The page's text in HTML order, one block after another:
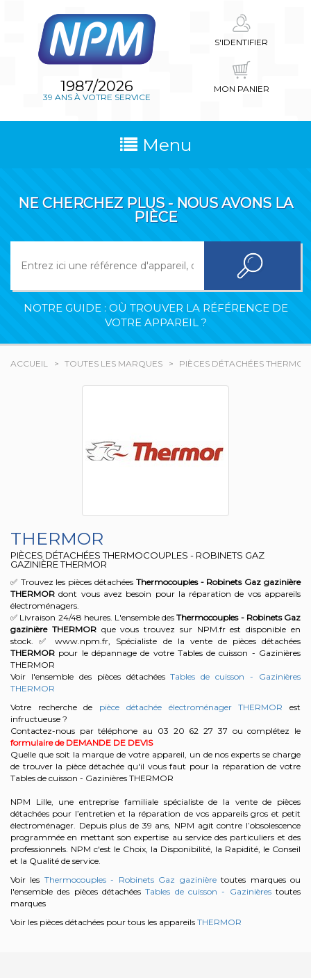
1987/2026
39 ANS À VOTRE SERVICE
S'IDENTIFIER
MON PANIER
Menu
NE CHERCHEZ PLUS - NOUS AVONS LA
PIÈCE
NOTRE GUIDE : OÙ TROUVER LA RÉFÉRENCE DE
VOTRE APPAREIL ?
ACCUEIL TOUTES LES MARQUES PIÈCES DÉTACHÉES THERMOR
THERMOR
PIÈCES DÉTACHÉES THERMOCOUPLES - ROBINETS GAZ
GAZINIÈRE THERMOR
✅ Trouvez les pièces détachées Thermocouples - Robinets Gaz gazinière
THERMOR dont vous avez besoin pour la réparation de vos appareils
électroménagers.
✅ Livraison 24/48 heures. L'ensemble desThermocouples - Robinets Gaz
gazinière THERMORque vous trouvez sur NPM.fr est disponible en
stock. ✅ www.npm.fr, Spécialiste de la vente de pièces détachées
THERMOR pour le dépannage de votre Tables de cuisson - Gazinières
THERMOR
Voir l'ensemble des pièces détachéesTables de cuisson - Gazinières
THERMOR
Votre recherche de pièce détachée électroménager THERMOR est
infructueuse ?
Contactez-nous par téléphone au 03 20 62 27 37 ou complétez le
formulaire de DEMANDE DE DEVIS
Quelle que soit la marque de votre appareil, un de nos experts se charge
de trouver la pièce détachée qu'il vous faut pour la réparation de votre
Tables de cuisson - Gazinières THERMOR
NPM Lille, une entreprise familiale spécialiste de la vente de pièces
détachées pour l’entretien et la réparation de vos appareils gros et petit
électroménager. Depuis plus de 39 ans, NPM agit contre l’obsolescence
programmée en mettant son expertise au service des particuliers et des
professionnels. NPM c'est le Choix, la Disponibilité, la Rapidité, le Conseil
et la Qualité de service.
Voir les Thermocouples - Robinets Gaz gazinièretoutes marques ou
l'ensemble des pièces détachéesTables de cuisson - Gazinièrestoutes
marques
Voir les pièces détachées pour tous les appareils THERMOR